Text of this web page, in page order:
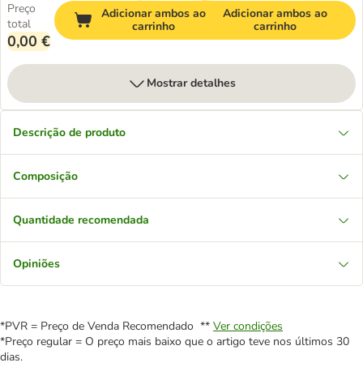
Preço
total
0,00 €
Adicionar ambos ao
carrinho
Adicionar ambos ao
carrinho
Mostrar detalhes
Descrição de produto
Composição
Quantidade recomendada
Opiniões
*PVR = Preço de Venda Recomendado ** Ver condições
*Preço regular = O preço mais baixo que o artigo teve nos últimos 30
dias.